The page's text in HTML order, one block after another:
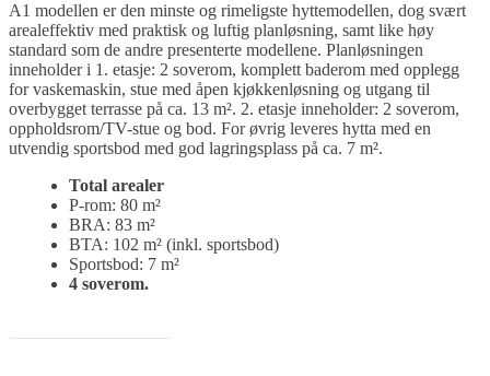
A1 modellen er den minste og rimeligste hyttemodellen, dog svært
arealeffektiv med praktisk og luftig planløsning, samt like høy
standard som de andre presenterte modellene. Planløsningen
inneholder i 1. etasje: 2 soverom, komplett baderom med opplegg
for vaskemaskin, stue med åpen kjøkkenløsning og utgang til
overbygget terrasse på ca. 13 m². 2. etasje inneholder: 2 soverom,
oppholdsrom/TV-stue og bod. For øvrig leveres hytta med en
utvendig sportsbod med god lagringsplass på ca. 7 m².
Total arealer
P-rom: 80 m²
BRA: 83 m²
BTA: 102 m² (inkl. sportsbod)
Sportsbod: 7 m²
4 soverom.